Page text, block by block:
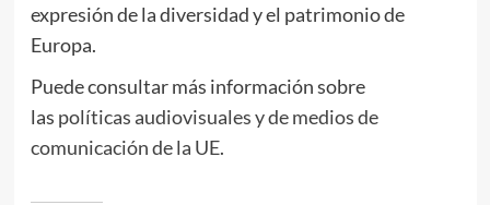
expresión de la diversidad y el patrimonio de
Europa.
Puede consultar más información sobre
las políticas audiovisuales y de medios de
comunicación de la UE.